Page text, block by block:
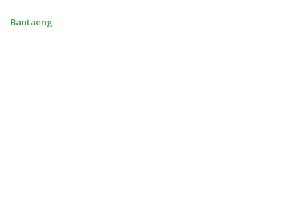
Bantaeng